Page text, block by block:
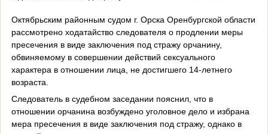
Октябрьским районным судом г. Орска Оренбургской области
рассмотрено ходатайство следователя о продлении меры
пресечения в виде заключения под стражу орчанину,
обвиняемому в совершении действий сексуального
характера в отношении лица, не достигшего 14-летнего
возраста.
Следователь в судебном заседании пояснил, что в
отношении орчанина возбуждено уголовное дело и избрана
мера пресечения в виде заключения под стражу, однако в